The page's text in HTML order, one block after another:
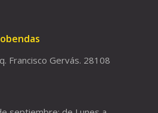
Francisco Gervás. 28108